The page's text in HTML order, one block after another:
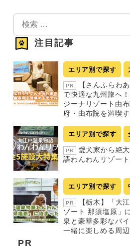
検
索
注目記事
エリア別で探す
PR
【さんふらわ
で快適な九州旅へ
ジーナリゾート由
府・由布院を満喫
エリア別で探す
PR
愛犬家から絶
語わんわんリゾー
エリア別で探す
PR
【栃木】「大
ゾート 那須塩原」
泉と豪華多彩なバ
一緒に楽しめる周
PR